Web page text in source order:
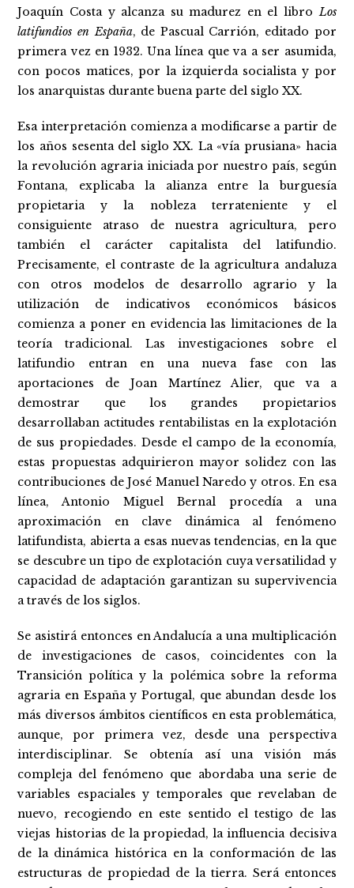
Joaquín Costa y alcanza su madurez en el libroLos
latifundios en España, de Pascual Carrión, editado por
primera vez en 1932. Una línea que va a ser asumida,
con pocos matices, por la izquierda socialista y por
los anarquistas durante buena parte del siglo XX.
Esa interpretación comienza a modificarse a partir de
los años sesenta del siglo XX. La «vía prusiana» hacia
la revolución agraria iniciada por nuestro país, según
Fontana, explicaba la alianza entre la burguesía
propietaria y la nobleza terrateniente y el
consiguiente atraso de nuestra agricultura, pero
también el carácter capitalista del latifundio.
Precisamente, el contraste de la agricultura andaluza
con otros modelos de desarrollo agrario y la
utilización de indicativos económicos básicos
comienza a poner en evidencia las limitaciones de la
teoría tradicional. Las investigaciones sobre el
latifundio entran en una nueva fase con las
aportaciones de Joan Martínez Alier, que va a
demostrar que los grandes propietarios
desarrollaban actitudes rentabilistas en la explotación
de sus propiedades. Desde el campo de la economía,
estas propuestas adquirieron mayor solidez con las
contribuciones de José Manuel Naredo y otros. En esa
línea, Antonio Miguel Bernal procedía a una
aproximación en clave dinámica al fenómeno
latifundista, abierta a esas nuevas tendencias, en la que
se descubre un tipo de explotación cuya versatilidad y
capacidad de adaptación garantizan su supervivencia
a través de los siglos.
Se asistirá entonces en Andalucía a una multiplicación
de investigaciones de casos, coincidentes con la
Transición política y la polémica sobre la reforma
agraria en España y Portugal, que abundan desde los
más diversos ámbitos científicos en esta problemática,
aunque, por primera vez, desde una perspectiva
interdisciplinar. Se obtenía así una visión más
compleja del fenómeno que abordaba una serie de
variables espaciales y temporales que revelaban de
nuevo, recogiendo en este sentido el testigo de las
viejas historias de la propiedad, la influencia decisiva
de la dinámica histórica en la conformación de las
estructuras de propiedad de la tierra. Será entonces